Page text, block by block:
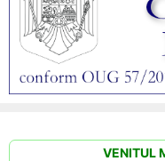
VENITUL